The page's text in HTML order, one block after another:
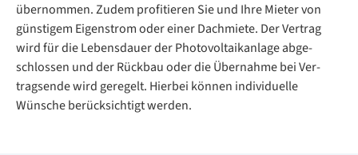
übernommen. Zu­dem pro­fi­tie­ren Sie und Ihre Mie­ter von
güns­ti­gem Ei­gen­strom oder ei­ner Dach­mie­te. Der Ver­trag
wird für die Le­bens­dau­er der Pho­to­vol­ta­ik­an­la­ge ab­ge­
schlos­sen und der Rück­bau oder die Über­nah­me bei Ver­
trags­en­de wird ge­re­gelt. Hier­bei kön­nen individuelle
Wünsche be­rück­sich­tigt wer­den.